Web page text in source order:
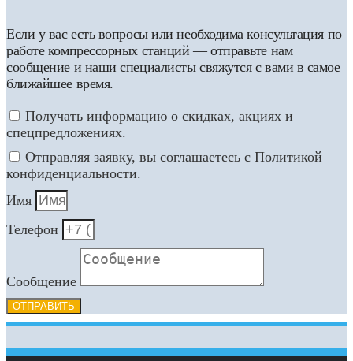
Если у вас есть вопросы или необходима консультация по
работе компрессорных станций — отправьте нам
сообщение и наши специалисты свяжутся с вами в самое
ближайшее время.
Получать информацию о скидках, акциях и
спецпредложениях.
Отправляя заявку, вы соглашаетесь с Политикой
конфиденциальности.
Имя
Телефон
Сообщение
ОТПРАВИТЬ